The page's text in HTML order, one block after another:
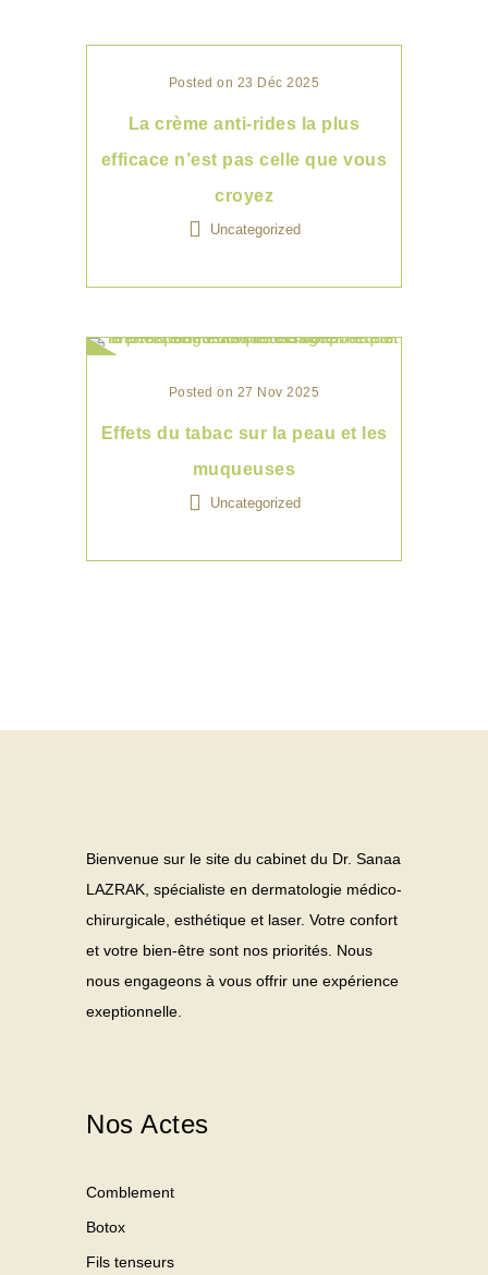
Posted on 23 Déc 2025
La crème anti-rides la plus
efficace n’est pas celle que vous
croyez
Uncategorized
Posted on 27 Nov 2025
Effets du tabac sur la peau et les
muqueuses
Uncategorized
Bienvenue sur le site du cabinet du Dr. Sanaa
LAZRAK, spécialiste en dermatologie médico-
chirurgicale, esthétique et laser. Votre confort
et votre bien-être sont nos priorités. Nous
nous engageons à vous offrir une expérience
exeptionnelle.
Nos Actes
Comblement
Botox
Fils tenseurs